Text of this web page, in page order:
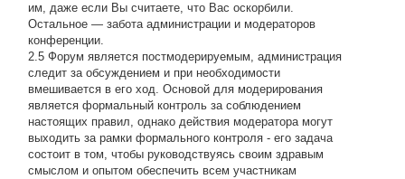
им, даже если Вы считаете, что Вас оскорбили.
Остальное — забота администрации и модераторов
конференции.
2.5 Форум является постмодерируемым, администрация
следит за обсуждением и при необходимости
вмешивается в его ход. Основой для модерирования
является формальный контроль за соблюдением
настоящих правил, однако действия модератора могут
выходить за рамки формального контроля - его задача
состоит в том, чтобы руководствуясь своим здравым
смыслом и опытом обеспечить всем участникам